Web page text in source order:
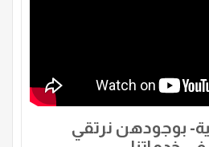
بوجودهن نرتقي